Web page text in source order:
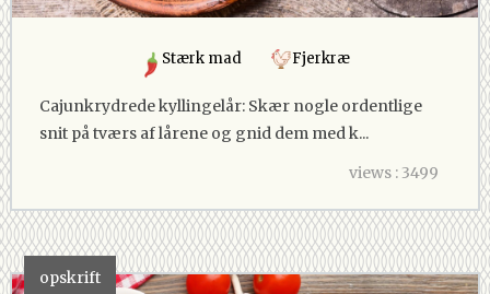
Stærk mad Fjerkræ
Cajunkrydrede kyllingelår: Skær nogle ordentlige
snit på tværs af lårene og gnid dem med k...
views : 3499
opskrift